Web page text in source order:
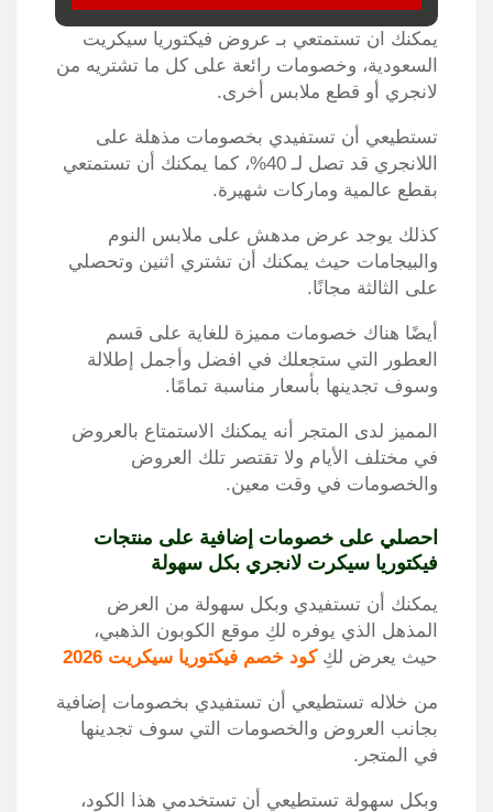
يمكنك ان تستمتعي بـ عروض فيكتوريا سيكريت
السعودية، وخصومات رائعة على كل ما تشتريه من
لانجري أو قطع ملابس أخرى.
تستطيعي أن تستفيدي بخصومات مذهلة على
اللانجري قد تصل لـ 40%، كما يمكنك أن تستمتعي
بقطع عالمية وماركات شهيرة.
كذلك يوجد عرض مدهش على ملابس النوم
والبيجامات حيث يمكنك أن تشتري اثنين وتحصلي
على الثالثة مجانًا.
أيضًا هناك خصومات مميزة للغاية على قسم
العطور التي ستجعلك في افضل وأجمل إطلالة
وسوف تجدينها بأسعار مناسبة تمامًا.
المميز لدى المتجر أنه يمكنك الاستمتاع بالعروض
في مختلف الأيام ولا تقتصر تلك العروض
والخصومات في وقت معين.
احصلي على خصومات إضافية على منتجات
فيكتوريا سيكرت لانجري بكل سهولة
يمكنك أن تستفيدي وبكل سهولة من العرض
المذهل الذي يوفره لكِ موقع الكوبون الذهبي،
حيث يعرض لكِكود خصم فيكتوريا سيكريت 2026
من خلاله تستطيعي أن تستفيدي بخصومات إضافية
بجانب العروض والخصومات التي سوف تجدينها
في المتجر.
وبكل سهولة تستطيعي أن تستخدمي هذا الكود،